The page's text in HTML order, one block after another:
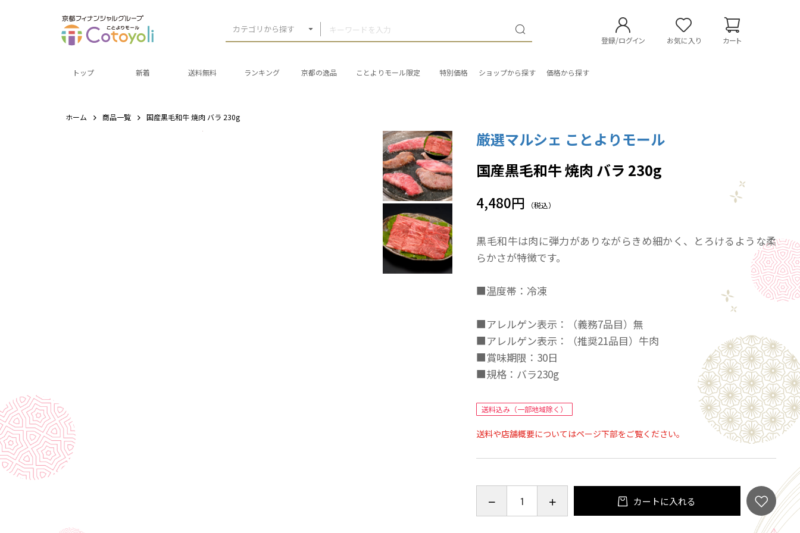
カテゴリから探す
登録/ログイン お気に入り カート
トップ 新着 送料無料 ランキング 京都の逸品 ことよりモール限定 特別価格 ショップから探す 価格から探す
ホーム 商品一覧 国産黒毛和牛 焼肉 バラ 230g
厳選マルシェ ことよりモール
国産黒毛和牛 焼肉 バラ 230g
4,480円 （税込）
黒毛和牛は肉に弾力がありながらきめ細かく、とろけるような柔
らかさが特徴です。
■温度帯：冷凍
■アレルゲン表示：（義務7品目）無
■アレルゲン表示：（推奨21品目）牛肉
■賞味期限：30日
■規格：バラ230g
送料込み（一部地域除く）
送料や店舗概要についてはページ下部をご覧ください。
カートに入れる